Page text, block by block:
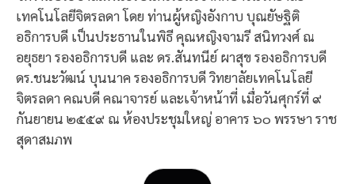
เทคโนโลยีจิตรลดา โดย ท่านผู้หญิงอังกาบ บุณยัษฐิติ
อธิการบดี เป็นประธานในพิธี คุณหญิงจามรี สนิทวงศ์ ณ
อยุธยา รองอธิการบดี และ ดร.สันทนีย์ ผาสุข รองอธิการบดี
ดร.ชนะวัฒน์ บุนนาค รองอธิการบดี วิทยาลัยเทคโนโลยี
จิตรลดา คณบดี คณาจารย์ และเจ้าหน้าที่ เมื่อวันศุกร์ที่ ๙
กันยายน ๒๕๕๙ ณ ห้องประชุมใหญ่ อาคาร ๖๐ พรรษา ราช
สุดาสมภพ